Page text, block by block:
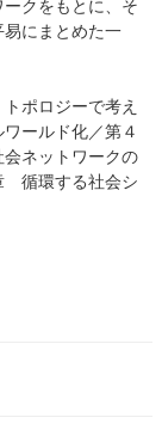
クをもとに、そ
にまとめた一
ポロジーで考え
ールド化／第４
ネットワークの
循環する社会シ